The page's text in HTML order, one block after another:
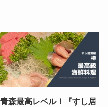
青森最高レベル！『すし居